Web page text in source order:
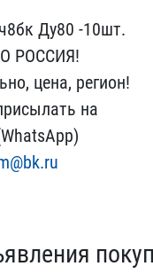
Ду80 -​10шт.
РОССИ​Я!
цен​а, регион!
на